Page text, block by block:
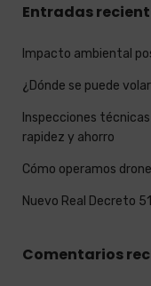
Entradas
Impacto ambiental
¿Dónde se puede
Inspecciones
rapidez y ahorro
Cómo operamos
Nuevo Real Decreto
Comentarios